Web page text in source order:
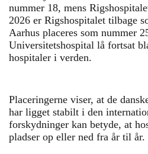
nummer 18, mens
2026 er Rigshospitalet tilbage
Aarhus placeres som nummer
Universitetshospital lå fortsat
hospitaler i verden.
Placeringerne viser, at de
har ligget stabilt i den
forskydninger kan betyde, at
pladser op eller ned fra år til år.